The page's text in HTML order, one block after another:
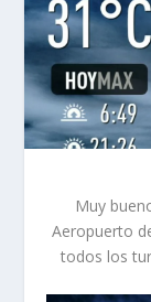
Muy
Aeropuerto
todos los